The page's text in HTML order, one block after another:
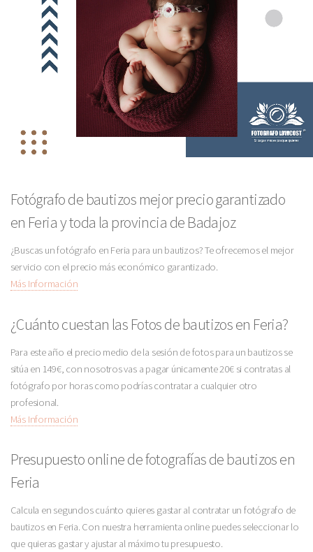
Fotógrafo de bautizos mejor precio garantizado
en Feria y toda la provincia de Badajoz
¿Buscas un fotógrafo en Feria para un bautizos? Te ofrecemos el mejor
servicio con el precio más económico garantizado.
Más Información
¿Cuánto cuestan las Fotos de bautizos en Feria?
Para este año el precio medio de la sesión de fotos para un bautizos se
sitúa en 149€, con nosotros vas a pagar únicamente 20€ si contratas al
fotógrafo por horas como podrías contratar a cualquier otro
profesional.
Más Información
Presupuesto online de fotografías de bautizos en
Feria
Calcula en segundos cuánto quieres gastar al contratar un fotógrafo de
bautizos en Feria. Con nuestra herramienta online puedes seleccionar lo
que quieras gastar y ajustar al máximo tu presupuesto.